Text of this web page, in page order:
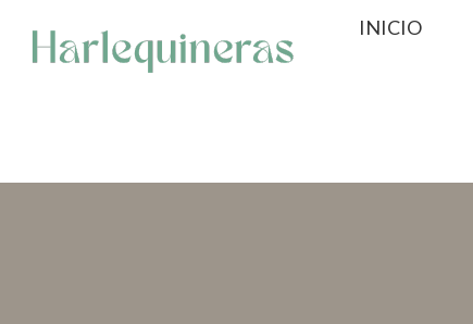
contenido
INICIO